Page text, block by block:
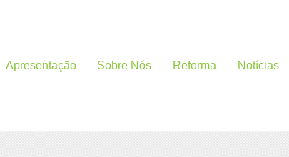
Apresentação Sobre Nós Reforma Notícias